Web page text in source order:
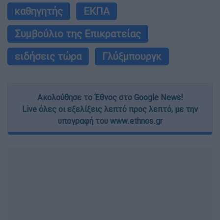
καθηγητής
ΕΚΠΑ
Συμβούλιο της Επικρατείας
ειδήσεις τώρα
Γλύξμπουργκ
Ακολούθησε το Έθνος στο Google News!
Live όλες οι εξελίξεις λεπτό προς λεπτό, με την
υπογραφή του www.ethnos.gr